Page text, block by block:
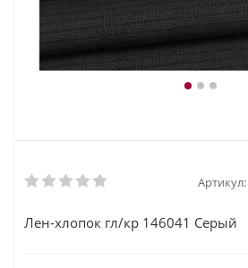
Артикул:
Лен-хлопок гл/кр 146041 Серый